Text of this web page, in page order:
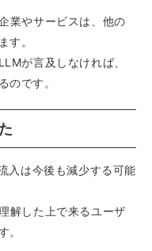
業やサービスは、他の
す。
が言及しなければ、
のです。
入は今後も減少する可能
解した上で来るユーザ
。